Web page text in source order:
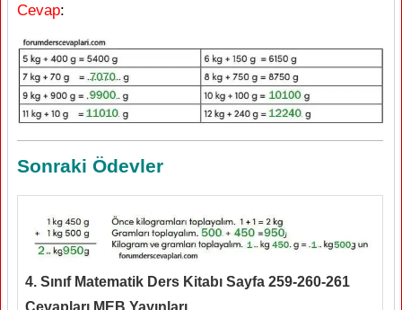
Cevap:
Sonraki Ödevler
4. Sınıf Matematik Ders Kitabı Sayfa 259-260-261
Cevapları MEB Yayınları